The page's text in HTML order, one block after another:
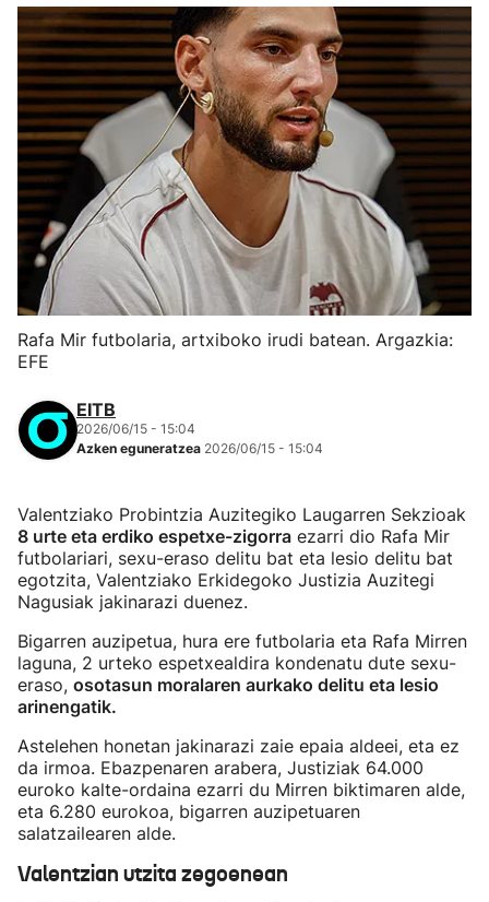
Rafa Mir futbolaria, artxiboko irudi batean. Argazkia:
EFE
EITB
2026/06/15 - 15:04
Azken eguneratzea 2026/06/15 - 15:04
Valentziako Probintzia Auzitegiko Laugarren Sekzioak
8 urte eta erdiko espetxe-zigorra ezarri dio Rafa Mir
futbolariari, sexu-eraso delitu bat eta lesio delitu bat
egotzita, Valentziako Erkidegoko Justizia Auzitegi
Nagusiak jakinarazi duenez.
Bigarren auzipetua, hura ere futbolaria eta Rafa Mirren
laguna, 2 urteko espetxealdira kondenatu dute sexu-
eraso, osotasun moralaren aurkako delitu eta lesio
arinengatik.
Astelehen honetan jakinarazi zaie epaia aldeei, eta ez
da irmoa. Ebazpenaren arabera, Justiziak 64.000
euroko kalte-ordaina ezarri du Mirren biktimaren alde,
eta 6.280 eurokoa, bigarren auzipetuaren
salatzailearen alde.
Valentzian utzita zegoenean